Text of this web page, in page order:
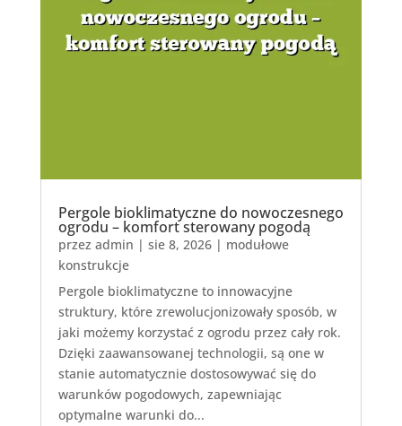
Pergole bioklimatyczne do nowoczesnego
ogrodu – komfort sterowany pogodą
przez admin | sie 8, 2026| modułowe
konstrukcje
Pergole bioklimatyczne to innowacyjne
struktury, które zrewolucjonizowały sposób, w
jaki możemy korzystać z ogrodu przez cały rok.
Dzięki zaawansowanej technologii, są one w
stanie automatycznie dostosowywać się do
warunków pogodowych, zapewniając
optymalne warunki do...